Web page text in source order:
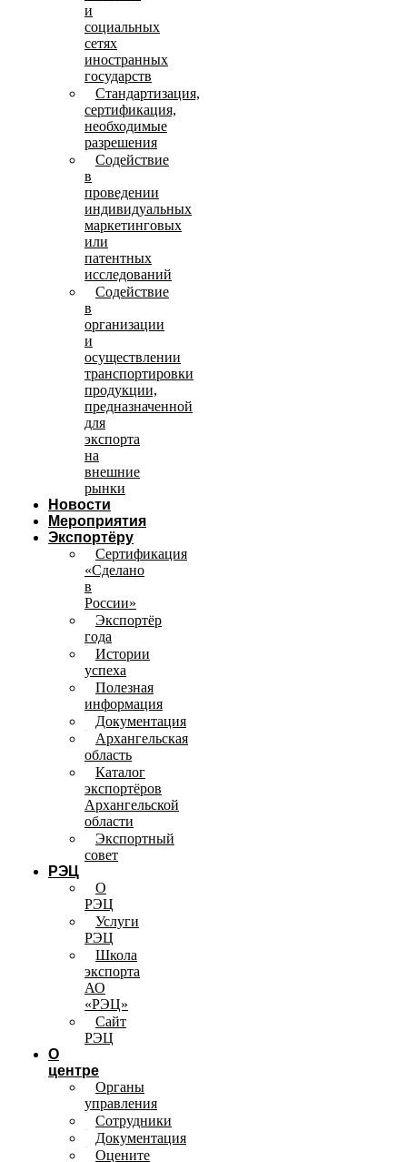
и
социальных
сетях
иностранных
государств
Стандартизация,
сертификация,
необходимые
разрешения
Содействие
в
проведении
индивидуальных
маркетинговых
или
патентных
исследований
Содействие
в
организации
и
осуществлении
транспортировки
продукции,
предназначенной
для
экспорта
на
внешние
рынки
Новости
Мероприятия
Экспортёру
Сертификация
«Сделано
в
России»
Экспортёр
года
Истории
успеха
Полезная
информация
Документация
Архангельская
область
Каталог
экспортёров
Архангельской
области
Экспортный
совет
РЭЦ
О
РЭЦ
Услуги
РЭЦ
Школа
экспорта
АО
«РЭЦ»
Сайт
РЭЦ
О
центре
Органы
управления
Сотрудники
Документация
Оцените